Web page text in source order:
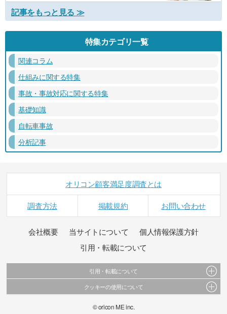
記事をもっと見る ≫
特集カテゴリ一覧
関連コラム
仕組みに関する特集
事故・事故対応に関する特集
基礎知識
自転車事故
分析記事
オリコン顧客満足度調査とは
調査方法 掲載規約 お問い合わせ
会社概要 当サイトについて
個人情報保護方針
引用・転載について
引用・転載について
当サイトで公開されている情報（文字、写真、イラスト、画像データ等）及びこれらの配
これらの情報を権利者の許可なく無断転載・複製などの二次利用を行うことは固く禁じてお
クッキーの使用について
このサイトでは Cookie を使用して、ユーザーに合わせたコンテンツや広告の表示、ソーシャ
© oricon ME inc.